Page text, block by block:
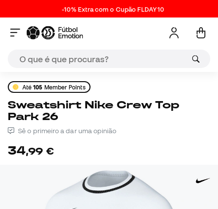
-10% Extra com o Cupão FLDAY10
Até105 Member Points
Sweatshirt Nike Crew Top
Park 26
Sê o primeiro a dar uma opinião
34,99 €